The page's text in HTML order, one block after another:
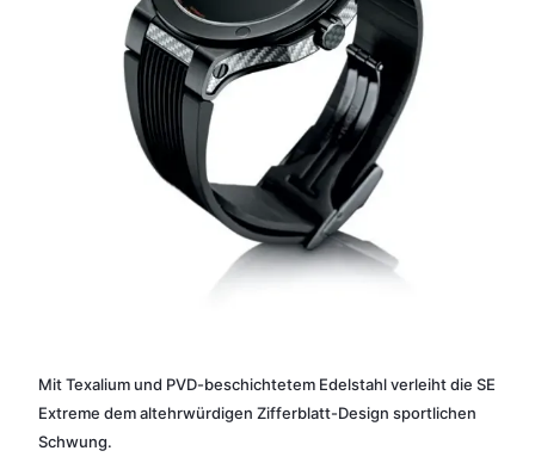
Mit Texalium und PVD-beschichtetem Edelstahl verleiht die SE
Extreme dem altehrwürdigen Zifferblatt-Design sportlichen
Schwung.